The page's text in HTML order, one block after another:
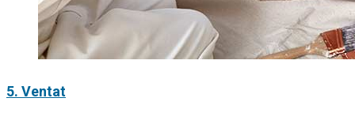
5. Ventat